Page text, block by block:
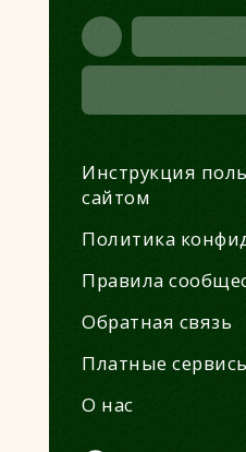
Инструкция
сайтом
Политика
Правила
Обратная связь
Платные
О нас